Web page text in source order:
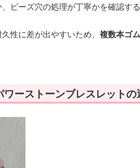
ビーズ穴の処理が丁寧かを確認する
性に差が出やすいため、 複数本ゴ
ーストーンブレスレットの